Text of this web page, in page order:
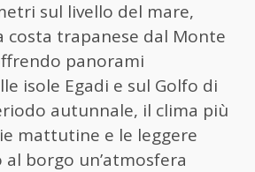
sul livello del mare,
costa trapanese dal Monte
panorami
isole Egadi e sul Golfo di
autunnale, il clima più
mattutine e le leggere
borgo un’atmosfera